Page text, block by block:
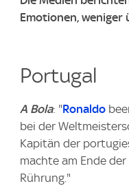
Emotionen, weniger
Portugal
A Bola: "Ronaldo
bei der
Kapitän der
machte am Ende
Rührung."